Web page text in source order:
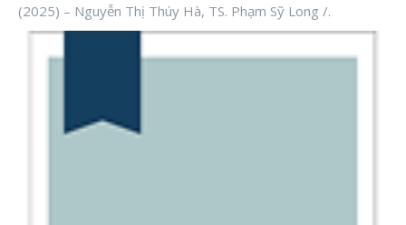
(2025) – Nguyễn Thị Thúy Hà, TS. Phạm Sỹ Long /.